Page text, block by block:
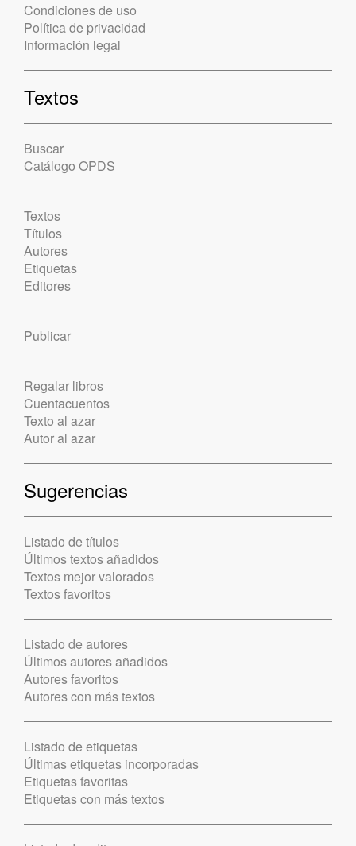
Condiciones de uso
Política de privacidad
Información legal
Textos
Buscar
Catálogo OPDS
Textos
Títulos
Autores
Etiquetas
Editores
Publicar
Regalar libros
Cuentacuentos
Texto al azar
Autor al azar
Sugerencias
Listado de títulos
Últimos textos añadidos
Textos mejor valorados
Textos favoritos
Listado de autores
Últimos autores añadidos
Autores favoritos
Autores con más textos
Listado de etiquetas
Últimas etiquetas incorporadas
Etiquetas favoritas
Etiquetas con más textos